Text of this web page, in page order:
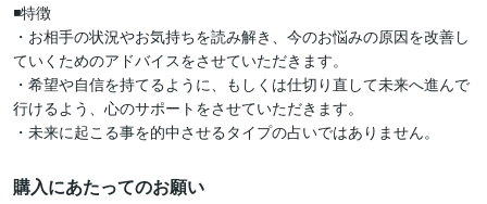
◾️特徴
・お相手の状況やお気持ちを読み解き、今のお悩みの原因を改善し
ていくためのアドバイスをさせていただきます。
・希望や自信を持てるように、もしくは仕切り直して未来へ進んで
行けるよう、心のサポートをさせていただきます。
・未来に起こる事を的中させるタイプの占いではありません。
購入にあたってのお願い